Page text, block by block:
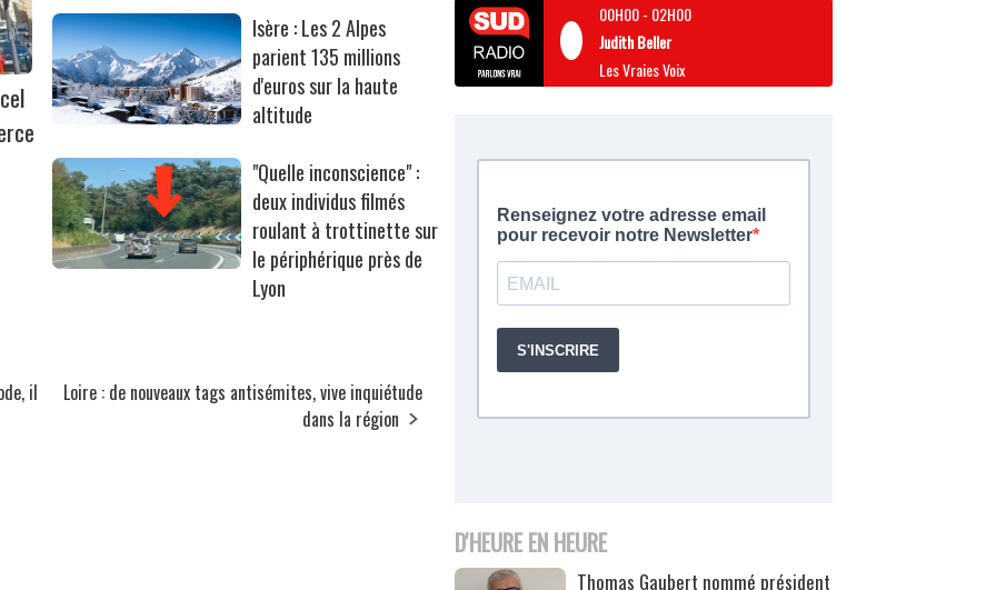
Isère : Les 2 Alpes
parient 135 millions
d'euros sur la haute
altitude
"Quelle inconscience" :
deux individus filmés
roulant à trottinette sur
le périphérique près de
Lyon
il
Loire : de nouveaux tags antisémites, vive inquiétude
dans la région
00H00- 02H00
Judith Beller
Les Vraies Voix
D'HEURE EN HEURE
Thomas Gaubert nommé président